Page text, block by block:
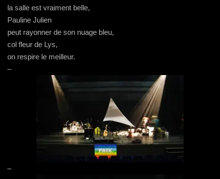
la salle est vraiment belle,
Pauline Julien
peut rayonner de son nuage bleu,
col fleur de Lys,
on respire le meilleur.
–
–